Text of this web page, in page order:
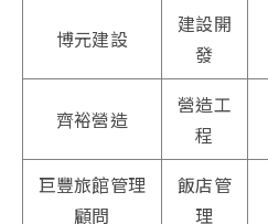
博元建設
建設開
發
齊裕營造
營造工
程
巨豐旅館管理
顧問
飯店管
理